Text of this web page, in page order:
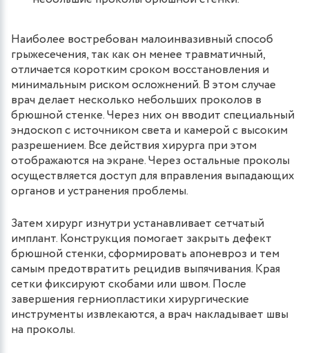
Наиболее востребован малоинвазивный способ
грыжесечения, так как он менее травматичный,
отличается коротким сроком восстановления и
минимальным риском осложнений. В этом случае
врач делает несколько небольших проколов в
брюшной стенке. Через них он вводит специальный
эндоскоп с источником света и камерой с высоким
разрешением. Все действия хирурга при этом
отображаются на экране. Через остальные проколы
осуществляется доступ для вправления выпадающих
органов и устранения проблемы.
Затем хирург изнутри устанавливает сетчатый
имплант. Конструкция помогает закрыть дефект
брюшной стенки, сформировать апоневроз и тем
самым предотвратить рецидив выпячивания. Края
сетки фиксируют скобами или швом. После
завершения герниопластики хирургические
инструменты извлекаются, а врач накладывает швы
на проколы.